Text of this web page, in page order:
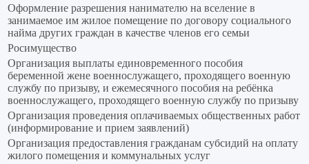
Оформление разрешения нанимателю на вселение в
занимаемое им жилое помещение по договору социального
найма других граждан в качестве членов его семьи
Росимущество
Организация выплаты единовременного пособия
беременной жене военнослужащего, проходящего военную
службу по призыву, и ежемесячного пособия на ребёнка
военнослужащего, проходящего военную службу по призыву
Организация проведения оплачиваемых общественных работ
(информирование и прием заявлений)
Организация предоставления гражданам субсидий на оплату
жилого помещения и коммунальных услуг